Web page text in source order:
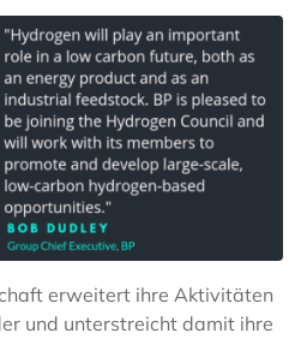
erweitert ihre Aktivitäten
und unterstreicht damit ihre